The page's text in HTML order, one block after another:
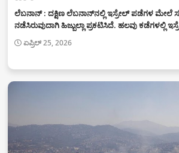
ಲೆಬನಾನ್ : ದಕ್ಷಿಣ ಲೆಬನಾನ್‌ನಲ್ಲಿ ಇಸ್ರೇಲ್ ಪಡೆಗಳ ಮೇಲೆ
ನಡೆಸಿರುವುದಾಗಿ ಹಿಜ್ಬುಲ್ಲಾ ಪ್ರಕಟಿಸಿದೆ. ಹಲವು ಕಡೆಗಳಲ್ಲಿ
ಏಪ್ರಿಲ್ 25, 2026